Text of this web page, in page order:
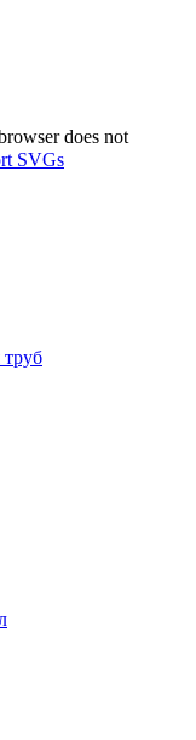
does not
SVGs